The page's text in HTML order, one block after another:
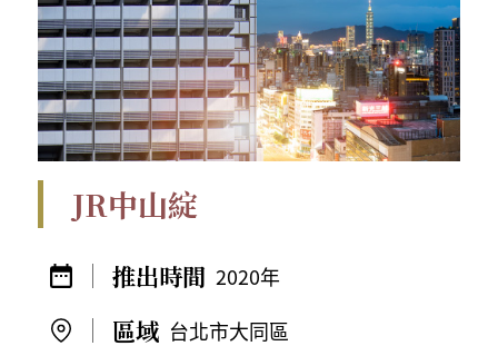
JR中山綻
2020年
台北市大同區